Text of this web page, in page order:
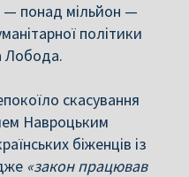
— понад мільйон —
політики
Лобода.
скасування
Навроцьким
біженців із
«закон працював